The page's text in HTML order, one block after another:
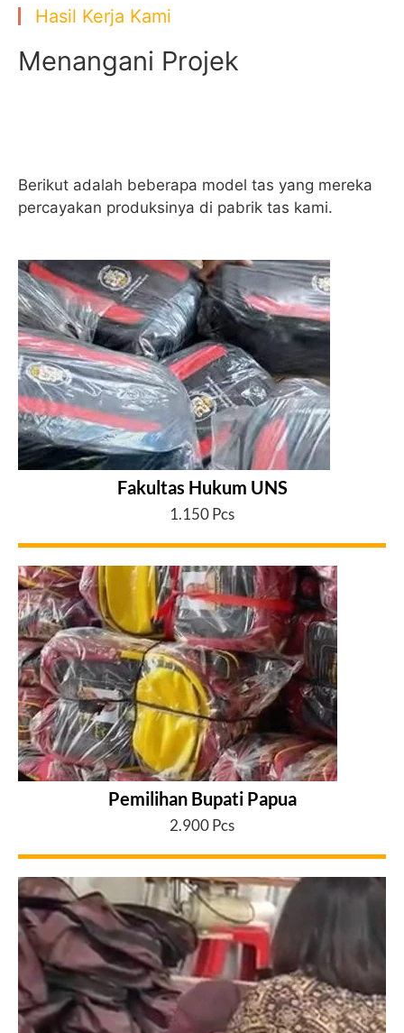
Hasil Kerja Kami
Menangani Projek
Berikut adalah beberapa model tas yang mereka
percayakan produksinya di pabrik tas kami.
Fakultas Hukum UNS
1.150 Pcs
Pemilihan Bupati Papua
2.900 Pcs